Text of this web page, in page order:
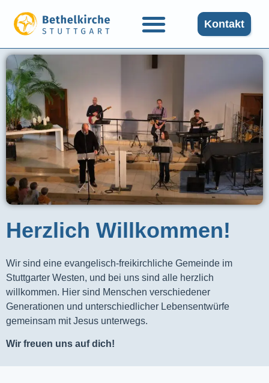
Kontakt
Herzlich Willkommen!
Wir sind eine evangelisch-freikirchliche Gemeinde im
Stuttgarter Westen, und bei uns sind alle herzlich
willkommen. Hier sind Menschen verschiedener
Generationen und unterschiedlicher Lebensentwürfe
gemeinsam mit Jesus unterwegs.
Wir freuen uns auf dich!